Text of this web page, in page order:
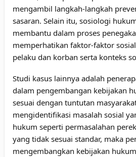
mengambil langkah-langkah
sasaran. Selain itu, sosiologi
membantu dalam proses
memperhatikan faktor-faktor
pelaku dan korban serta konteks
Studi kasus lainnya adalah
dalam pengembangan kebijakan
sesuai dengan tuntutan
mengidentifikasi masalah sosial
hukum seperti permasalahan
yang tidak sesuai standar, maka
mengembangkan kebijakan